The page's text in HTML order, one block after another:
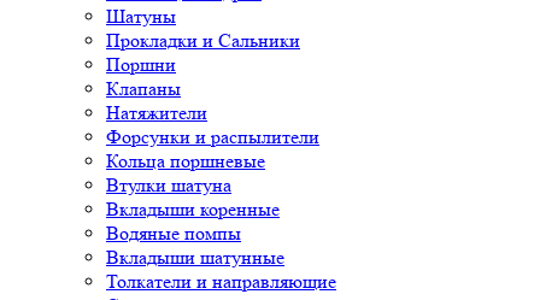
Шатуны
Прокладки и Сальники
Поршни
Клапаны
Натяжители
Форсунки и распылители
Кольца поршневые
Втулки шатуна
Вкладыши коренные
Водяные помпы
Вкладыши шатунные
Толкатели и направляющие